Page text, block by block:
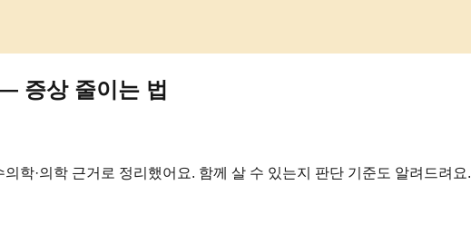
증상 줄이는 법
학·의학 근거로 정리했어요. 함께 살 수 있는지 판단 기준도 알려드려요.